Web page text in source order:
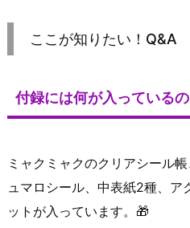
ここが知りたい！Q&A
付録には何が入っているの
ミャクミャクのクリアシール
ュマロシール、中表紙2種、ア
ットが入っています。🎁